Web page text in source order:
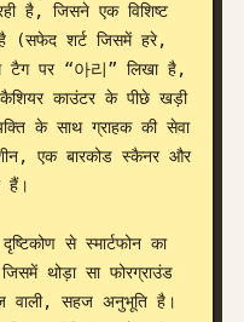
है, जिसने एक विशिष्ट
है (सफेद शर्ट जिसमें हरे,
पर “아리” लिखा है,
काउंटर के पीछे खड़ी
के साथ ग्राहक की सेवा
एक बारकोड स्कैनर और
हैं।
से स्मार्टफोन का
थोड़ा सा फोरग्राउंड
वाली, सहज अनुभूति है।